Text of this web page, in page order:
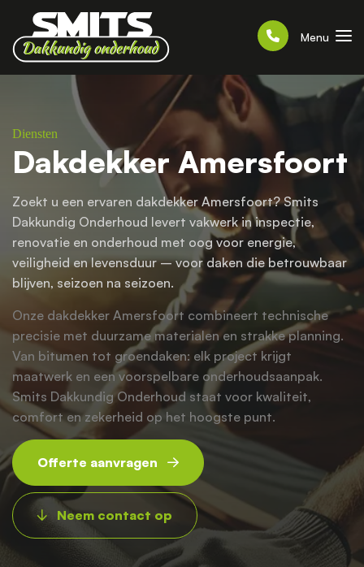
Menu
Diensten
Dakdekker Amersfoort
Zoekt u een ervaren dakdekker Amersfoort? Smits
Dakkundig Onderhoud levert vakwerk in inspectie,
renovatie en onderhoud met oog voor energie,
veiligheid en levensduur – voor daken die betrouwbaar
blijven, seizoen na seizoen.
Onze dakdekker Amersfoort combineert technische
precisie met duurzame materialen en strakke planning.
Van bitumen tot groendaken: elk project krijgt
maatwerk en een voorspelbare onderhoudsaanpak.
Smits Dakkundig Onderhoud staat voor kwaliteit,
comfort en zekerheid op het hoogste punt.
Offerte aanvragen
Neem contact op